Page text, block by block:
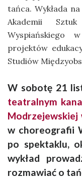
tańca. Wykłada
Akademii
Wyspiańskiego
projektów
Studiów
W sobotę 21
teatralnym
Modrzejewskiej
w choreografii
po spektaklu,
wykład
rozmawiać o